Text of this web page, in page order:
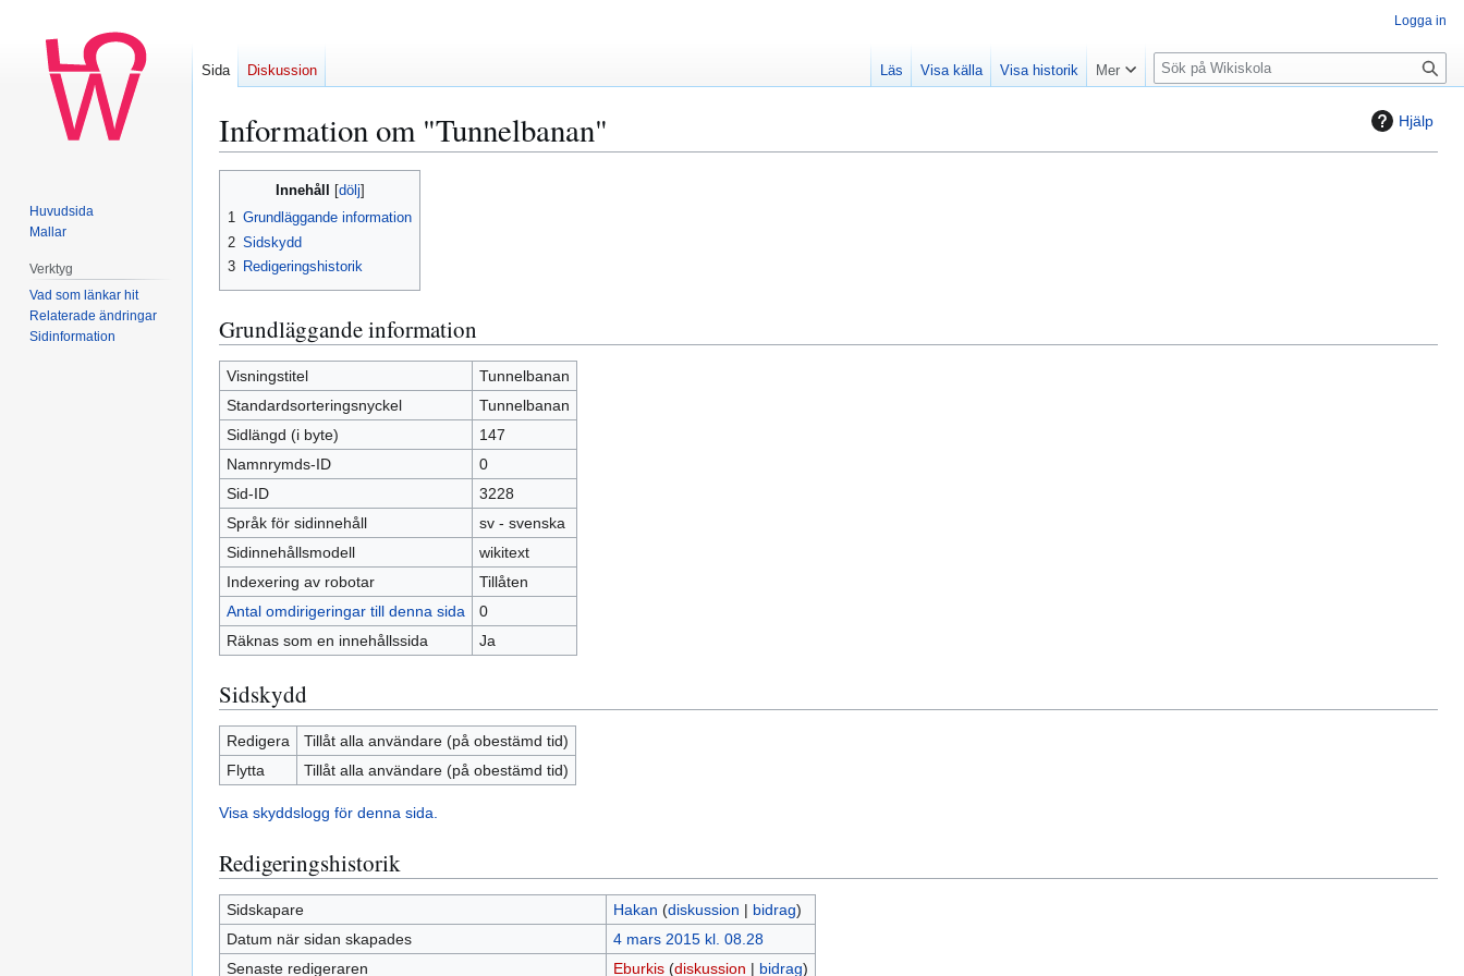
Hjälp
Information om "Tunnelbanan"
Innehåll
1 Grundläggande information
2 Sidskydd
3 Redigeringshistorik
Grundläggande information
Visningstitel
Tunnelbanan
Standardsorteringsnyckel
Tunnelbanan
Sidlängd (i byte)
147
Namnrymds-ID
0
Sid-ID
3228
Språk för sidinnehåll
sv - svenska
Sidinnehållsmodell
wikitext
Indexering av robotar
Tillåten
Antal omdirigeringar till denna sida
0
Räknas som en innehållssida
Ja
Sidskydd
Redigera
Tillåt alla användare (på obestämd tid)
Flytta
Tillåt alla användare (på obestämd tid)
Visa skyddslogg för denna sida.
Redigeringshistorik
Sidskapare Hakan (diskussion | bidrag)
Datum när sidan skapades
4 mars 2015 kl. 08.28
Senaste redigeraren
Eburkis (diskussion | bidrag)
Logga in
Sida Diskussion Läs Visa källa Visa historik Mer
S
ö
Huvudsida
Mallar
Verktyg
Vad som länkar hit
Relaterade ändringar
Sidinformation